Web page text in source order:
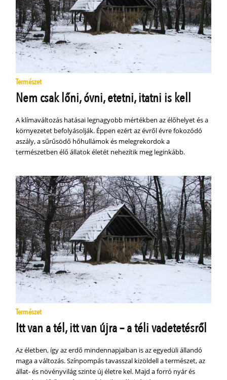
Természet
Nem csak lőni, óvni, etetni, itatni is kell
A klímaváltozás hatásai legnagyobb mértékben az élőhelyet és a
környezetet befolyásolják. Éppen ezért az évről évre fokozódó
aszály, a sűrűsödő hőhullámok és melegrekordok a
természetben élő állatok életét nehezítik meg leginkább.
Természet
Itt van a tél, itt van újra – a téli vadetetésről
Az életben, így az erdő mindennapjaiban is az egyedüli állandó
maga a változás. Színpompás tavasszal kizöldell a természet, az
állat- és növényvilág szinte új életre kel. Majd a forró nyár és